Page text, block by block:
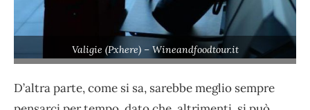
Valigie (Pxhere) – Wineandfoodtour.it
D’altra parte, come si sa, sarebbe meglio sempre